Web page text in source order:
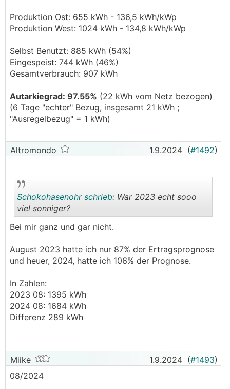
Produktion Ost: 655 kWh - 136,5 kWh/kWp
Produktion West: 1024 kWh - 134,8 kWh/kWp
Selbst Benutzt: 885 kWh (54%)
Eingespeist: 744 kWh (46%)
Gesamtverbrauch: 907 kWh
Autarkiegrad: 97.55% (22 kWh vom Netz bezogen)
(6 Tage "echter" Bezug, insgesamt 21 kWh ;
"Ausregelbezug" = 1 kWh)
Altromondo 1.9.2024 (#1492)
Schokohasenohr schrieb: War 2023 echt sooo
viel sonniger?
Bei mir ganz und gar nicht.
August 2023 hatte ich nur 87% der Ertragsprognose
und heuer, 2024, hatte ich 106% der Prognose.
In Zahlen:
2023 08: 1395 kWh
2024 08: 1684 kWh
Differenz 289 kWh
Miike 1.9.2024 (#1493)
08/2024